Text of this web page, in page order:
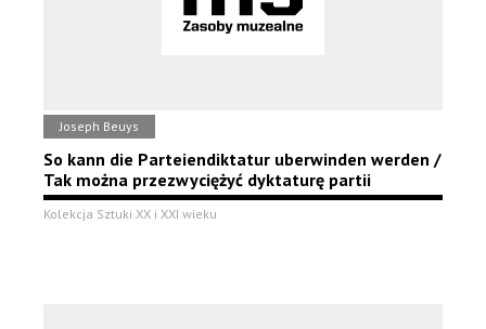
Joseph Beuys
So kann die Parteiendiktatur uberwinden werden /
Tak można przezwyciężyć dyktaturę partii
Kolekcja Sztuki XX i XXI wieku